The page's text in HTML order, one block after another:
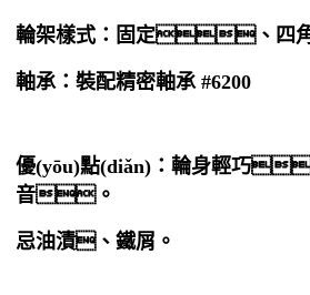
輪架樣式：固定、四角
軸承：裝配精密軸承 #6200
優(yōu)點(diǎn)：輪身輕巧
音。
忌油漬、鐵屑。